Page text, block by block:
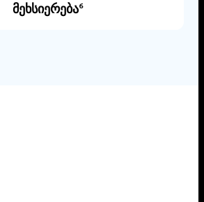
მეხსიერება6